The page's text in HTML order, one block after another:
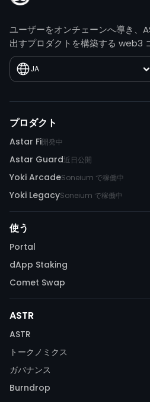
ユーザーをオンチェーンへ導き、
出すプロダクトを構築する web3
JA
プロダクト
Astar Fi開発中
Astar Guard近日公開
Yoki ArcadeSoneium で稼働中
Yoki LegacySoneium で稼働中
使う
Portal
dApp Staking
Comet Swap
ASTR
ASTR
トークノミクス
ガバナンス
Burndrop